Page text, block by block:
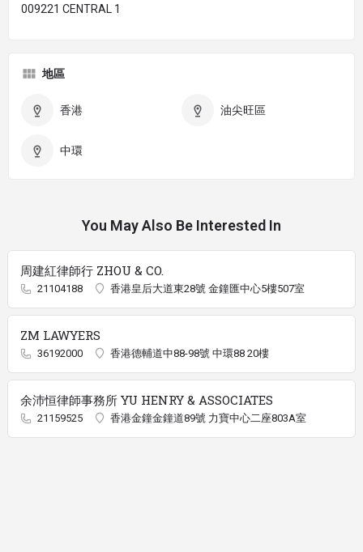
009221 CENTRAL 1
地區
香港 油尖旺區
中環
You May Also Be Interested In
周建紅律師行 ZHOU & CO.
21104188 香港皇后大道東28號 金鐘匯中心5樓507室
ZM LAWYERS
36192000 香港德輔道中88-98號 中環88 20樓
余沛恒律師事務所 YU HENRY & ASSOCIATES
21159525 香港金鐘金鐘道89號 力寶中心二座803A室